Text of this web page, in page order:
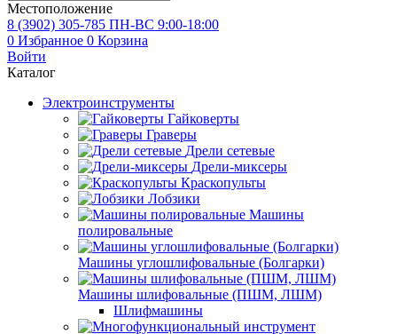
Местоположение
8 (3902) 305-785 ПН-ВС 9:00-18:00
0 Избранное 0 Корзина
Войти
Каталог
Электроинструменты
Гайковерты
Граверы
Дрели сетевые
Дрели-миксеры
Краскопульты
Лобзики
Машины
полировальные
Машины углошлифовальные (Болгарки)
Машины шлифовальные (ПШМ, ЛШМ)
Шлифмашины